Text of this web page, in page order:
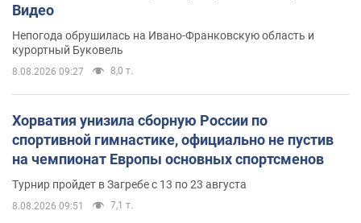
Видео
Непогода обрушилась на Ивано-Франковскую область и
курортный Буковель
8.08.2026 09:27 8,0 т.
Хорватия унизила сборную России по
спортивной гимнастике, официально не пустив
на чемпионат Европы основных спортсменов
Турнир пройдет в Загребе с 13 по 23 августа
8.08.2026 09:51 7,1 т.